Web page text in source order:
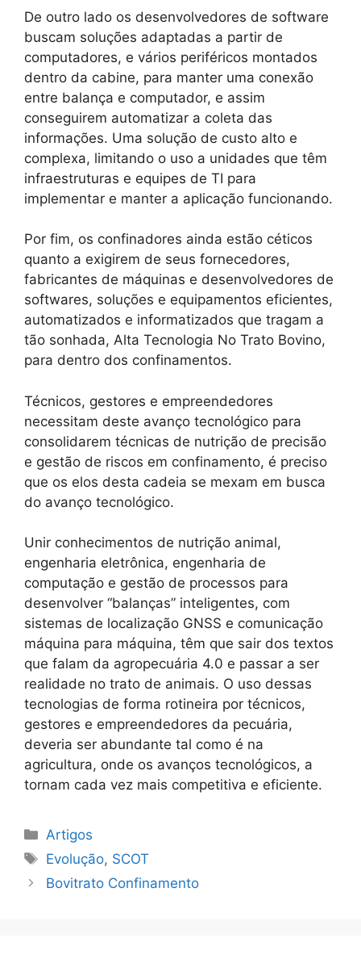
De outro lado os desenvolvedores de software
buscam soluções adaptadas a partir de
computadores, e vários periféricos montados
dentro da cabine, para manter uma conexão
entre balança e computador, e assim
conseguirem automatizar a coleta das
informações. Uma solução de custo alto e
complexa, limitando o uso a unidades que têm
infraestruturas e equipes de TI para
implementar e manter a aplicação funcionando.
Por fim, os confinadores ainda estão céticos
quanto a exigirem de seus fornecedores,
fabricantes de máquinas e desenvolvedores de
softwares, soluções e equipamentos eficientes,
automatizados e informatizados que tragam a
tão sonhada, Alta Tecnologia No Trato Bovino,
para dentro dos confinamentos.
Técnicos, gestores e empreendedores
necessitam deste avanço tecnológico para
consolidarem técnicas de nutrição de precisão
e gestão de riscos em confinamento, é preciso
que os elos desta cadeia se mexam em busca
do avanço tecnológico.
Unir conhecimentos de nutrição animal,
engenharia eletrônica, engenharia de
computação e gestão de processos para
desenvolver “balanças” inteligentes, com
sistemas de localização GNSS e comunicação
máquina para máquina, têm que sair dos textos
que falam da agropecuária 4.0 e passar a ser
realidade no trato de animais. O uso dessas
tecnologias de forma rotineira por técnicos,
gestores e empreendedores da pecuária,
deveria ser abundante tal como é na
agricultura, onde os avanços tecnológicos, a
tornam cada vez mais competitiva e eficiente.
Categorias
Artigos
Tags
Evolução, SCOT
Navegação
Bovitrato Confinamento